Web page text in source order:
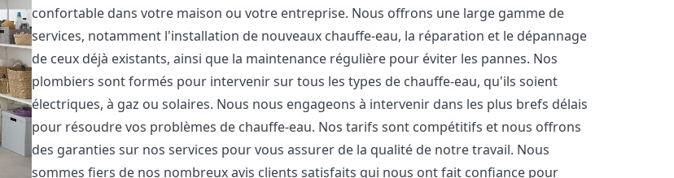
confortable dans votre maison ou votre entreprise. Nous offrons une large gamme de
services, notamment l'installation de nouveaux chauffe-eau, la réparation et le dépannage
de ceux déjà existants, ainsi que la maintenance régulière pour éviter les pannes. Nos
plombiers sont formés pour intervenir sur tous les types de chauffe-eau, qu'ils soient
électriques, à gaz ou solaires. Nous nous engageons à intervenir dans les plus brefs délais
pour résoudre vos problèmes de chauffe-eau. Nos tarifs sont compétitifs et nous offrons
des garanties sur nos services pour vous assurer de la qualité de notre travail. Nous
sommes fiers de nos nombreux avis clients satisfaits qui nous ont fait confiance pour